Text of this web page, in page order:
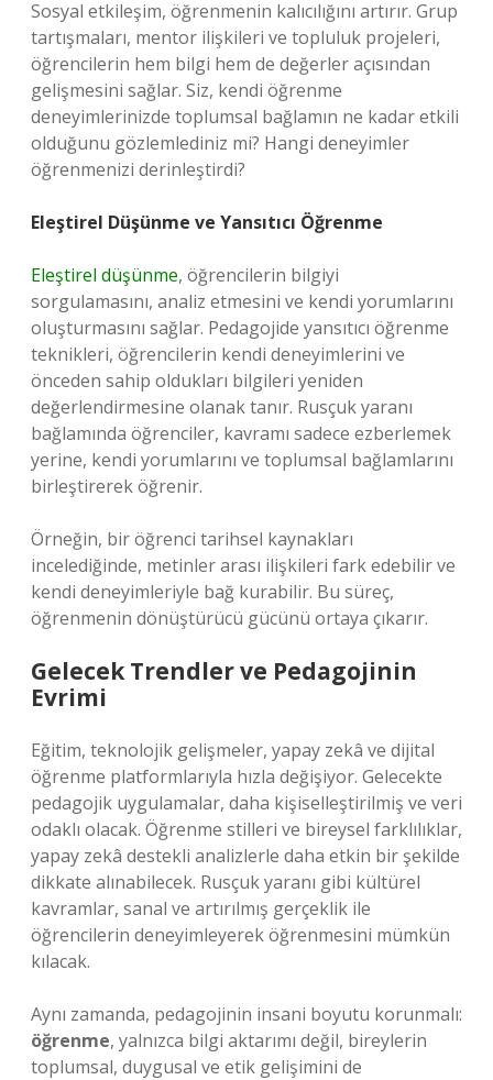
Sosyal etkileşim, öğrenmenin kalıcılığını artırır. Grup
tartışmaları, mentor ilişkileri ve topluluk projeleri,
öğrencilerin hem bilgi hem de değerler açısından
gelişmesini sağlar. Siz, kendi öğrenme
deneyimlerinizde toplumsal bağlamın ne kadar etkili
olduğunu gözlemlediniz mi? Hangi deneyimler
öğrenmenizi derinleştirdi?
Eleştirel Düşünme ve Yansıtıcı Öğrenme
Eleştirel düşünme, öğrencilerin bilgiyi
sorgulamasını, analiz etmesini ve kendi yorumlarını
oluşturmasını sağlar. Pedagojide yansıtıcı öğrenme
teknikleri, öğrencilerin kendi deneyimlerini ve
önceden sahip oldukları bilgileri yeniden
değerlendirmesine olanak tanır. Rusçuk yaranı
bağlamında öğrenciler, kavramı sadece ezberlemek
yerine, kendi yorumlarını ve toplumsal bağlamlarını
birleştirerek öğrenir.
Örneğin, bir öğrenci tarihsel kaynakları
incelediğinde, metinler arası ilişkileri fark edebilir ve
kendi deneyimleriyle bağ kurabilir. Bu süreç,
öğrenmenin dönüştürücü gücünü ortaya çıkarır.
Gelecek Trendler ve Pedagojinin
Evrimi
Eğitim, teknolojik gelişmeler, yapay zekâ ve dijital
öğrenme platformlarıyla hızla değişiyor. Gelecekte
pedagojik uygulamalar, daha kişiselleştirilmiş ve veri
odaklı olacak. Öğrenme stilleri ve bireysel farklılıklar,
yapay zekâ destekli analizlerle daha etkin bir şekilde
dikkate alınabilecek. Rusçuk yaranı gibi kültürel
kavramlar, sanal ve artırılmış gerçeklik ile
öğrencilerin deneyimleyerek öğrenmesini mümkün
kılacak.
Aynı zamanda, pedagojinin insani boyutu korunmalı:
öğrenme, yalnızca bilgi aktarımı değil, bireylerin
toplumsal, duygusal ve etik gelişimini de